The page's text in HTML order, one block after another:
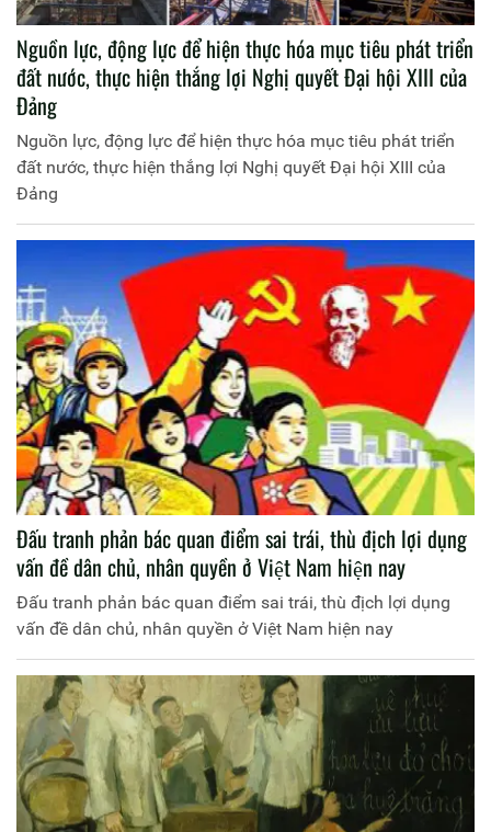
Nguồn lực, động lực để hiện thực hóa mục tiêu phát triển
đất nước, thực hiện thắng lợi Nghị quyết Đại hội XIII của
Đảng
Nguồn lực, động lực để hiện thực hóa mục tiêu phát triển
đất nước, thực hiện thắng lợi Nghị quyết Đại hội XIII của
Đảng
Đấu tranh phản bác quan điểm sai trái, thù địch lợi dụng
vấn đề dân chủ, nhân quyền ở Việt Nam hiện nay
Đấu tranh phản bác quan điểm sai trái, thù địch lợi dụng
vấn đề dân chủ, nhân quyền ở Việt Nam hiện nay